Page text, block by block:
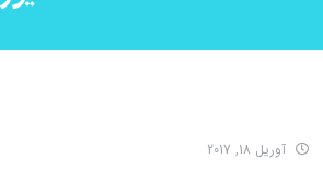
آوریل 18, 2017